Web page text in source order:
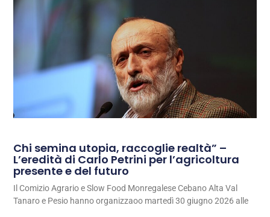
Chi semina utopia, raccoglie realtà” –
L’eredità di Carlo Petrini per l’agricoltura
presente e del futuro
Il Comizio Agrario e Slow Food Monregalese Cebano Alta Val
Tanaro e Pesio hanno organizzaoo martedì 30 giugno 2026 alle